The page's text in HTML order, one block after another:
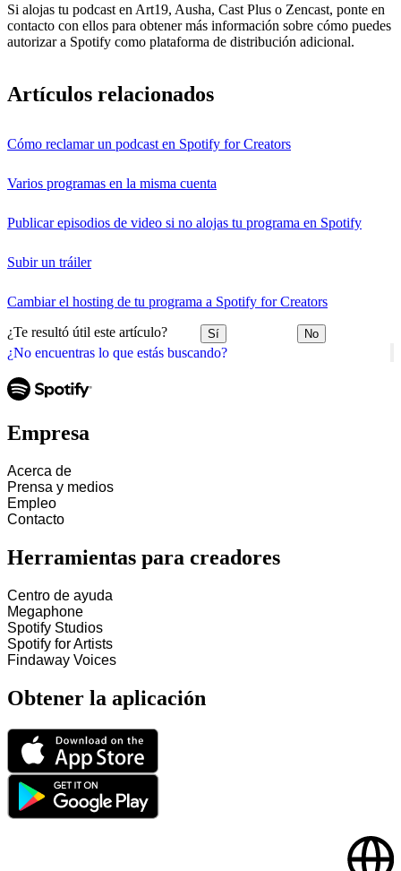
¿No encuentras lo que estás buscando?
Si alojas tu podcast en Art19, Ausha, Cast Plus o Zencast, ponte en
contacto con ellos para obtener más información sobre cómo puedes
autorizar a Spotify como plataforma de distribución adicional.
Artículos relacionados
Cómo reclamar un podcast en Spotify for Creators
Varios programas en la misma cuenta
Publicar episodios de video si no alojas tu programa en Spotify
Subir un tráiler
Cambiar el hosting de tu programa a Spotify for Creators
¿Te resultó útil este artículo? Sí No
Empresa
Acerca de
Prensa y medios
Empleo
Contacto
Herramientas para creadores
Centro de ayuda
Megaphone
Spotify Studios
Spotify for Artists
Findaway Voices
Obtener la aplicación